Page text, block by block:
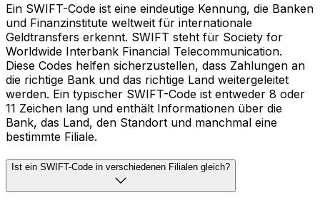
Ein SWIFT-Code ist eine eindeutige Kennung, die Banken
und Finanzinstitute weltweit für internationale
Geldtransfers erkennt. SWIFT steht für Society for
Worldwide Interbank Financial Telecommunication.
Diese Codes helfen sicherzustellen, dass Zahlungen an
die richtige Bank und das richtige Land weitergeleitet
werden. Ein typischer SWIFT-Code ist entweder 8 oder
11 Zeichen lang und enthält Informationen über die
Bank, das Land, den Standort und manchmal eine
bestimmte Filiale.
Ist ein SWIFT-Code in verschiedenen Filialen gleich?